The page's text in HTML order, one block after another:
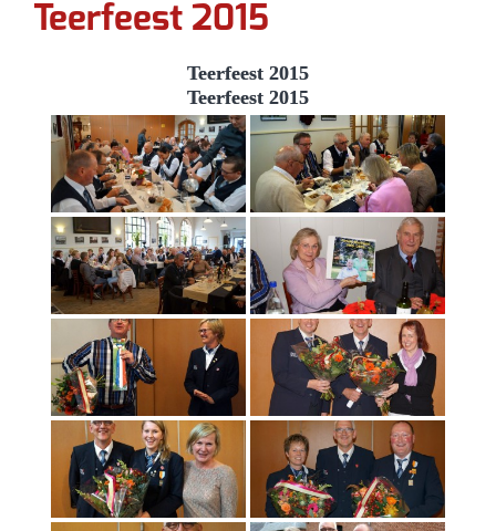
Teerfeest 2015
Teerfeest 2015
Teerfeest 2015